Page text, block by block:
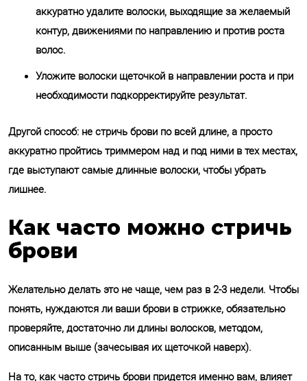
аккуратно удалите волоски, выходящие за желаемый
контур, движениями по направлению и против роста
волос.
Уложите волоски щеточкой в направлении роста и при
необходимости подкорректируйте результат.
Другой способ: не стричь брови по всей длине, а просто
аккуратно пройтись триммером над и под ними в тех местах,
где выступают самые длинные волоски, чтобы убрать
лишнее.
Как часто можно стричь
брови
Желательно делать это не чаще, чем раз в 2-3 недели. Чтобы
понять, нуждаются ли ваши брови в стрижке, обязательно
проверяйте, достаточно ли длины волосков, методом,
описанным выше (зачесывая их щеточкой наверх).
На то, как часто стричь брови придется именно вам, влияет